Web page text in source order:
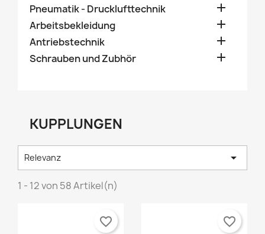
Pneumatik - Drucklufttechnik 
Arbeitsbekleidung 
Antriebstechnik 
Schrauben und Zubhör 
KUPPLUNGEN
Relevanz 
1 - 12 von 58 Artikel(n)
favorite_border favorite_border